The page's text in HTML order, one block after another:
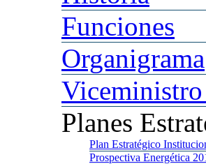
Funciones
Organigrama
Viceministro
Planes
Plan Estratégico
Prospectiva Energética